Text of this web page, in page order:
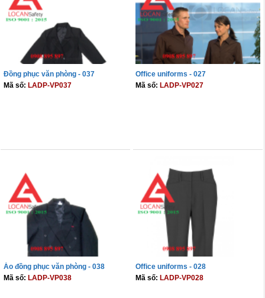
Đồng phục văn phòng - 037
Mã số: LADP-VP037
Office uniforms - 027
Mã số: LADP-VP027
Áo đồng phục văn phòng - 038
Mã số: LADP-VP038
Office uniforms - 028
Mã số: LADP-VP028